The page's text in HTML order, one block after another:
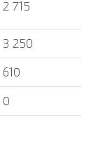
2 715
3 250
610
0